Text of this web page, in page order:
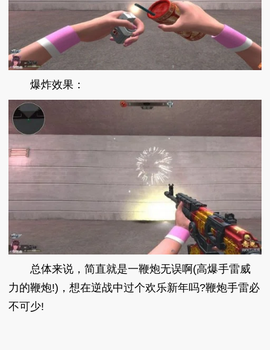
爆炸效果：
总体来说，简直就是一鞭炮无误啊(高爆手雷威
力的鞭炮!)，想在逆战中过个欢乐新年吗?鞭炮手雷必
不可少!